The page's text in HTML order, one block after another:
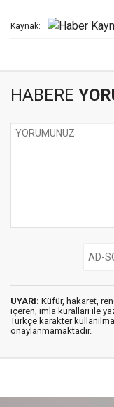
Kaynak:
HABERE
UYARI: Küfür, hakaret,
içeren, imla kuralları ile
Türkçe karakter
onaylanmamaktadır.